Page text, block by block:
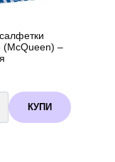
(McQueen) –
КУПИ